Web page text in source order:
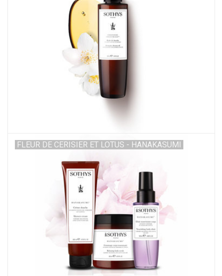
FLEUR DE CERISIER ET LOTUS - HANAKASUMI